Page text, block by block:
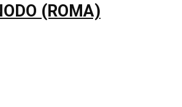
(ROMA)